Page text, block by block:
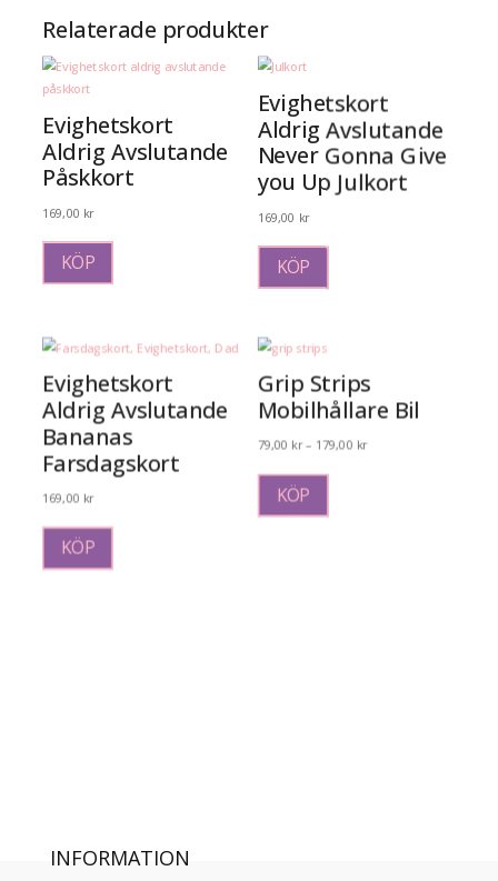
Relaterade produkter
Evighetskort
Aldrig Avslutande
Påskkort
169,00 kr
KÖP
Evighetskort
Aldrig Avslutande
Never Gonna Give
you Up Julkort
169,00 kr
KÖP
Evighetskort
Aldrig Avslutande
Bananas
Farsdagskort
169,00 kr
KÖP
Grip Strips
Mobilhållare Bil
79,00 kr – 179,00 krPrisintervall:
KÖP
INFORMATION